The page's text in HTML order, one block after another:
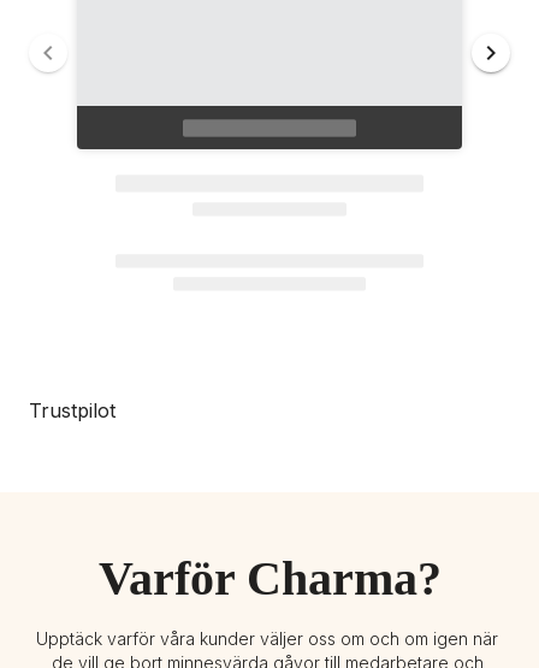
Trustpilot
Varför Charma?
Upptäck varför våra kunder väljer oss om och om igen när
de vill ge bort minnesvärda gåvor till medarbetare och